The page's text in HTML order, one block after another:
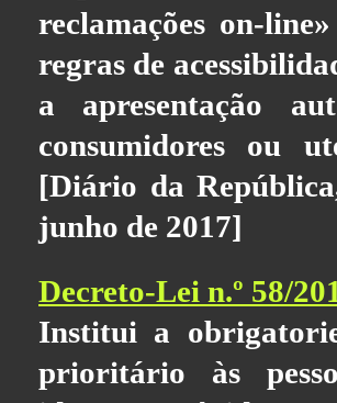
reclamações on-
regras de
a apresentação
consumidores ou
[Diário da
junho de 2017]
Decreto-Lei n.º 58/
Institui a
prioritário às